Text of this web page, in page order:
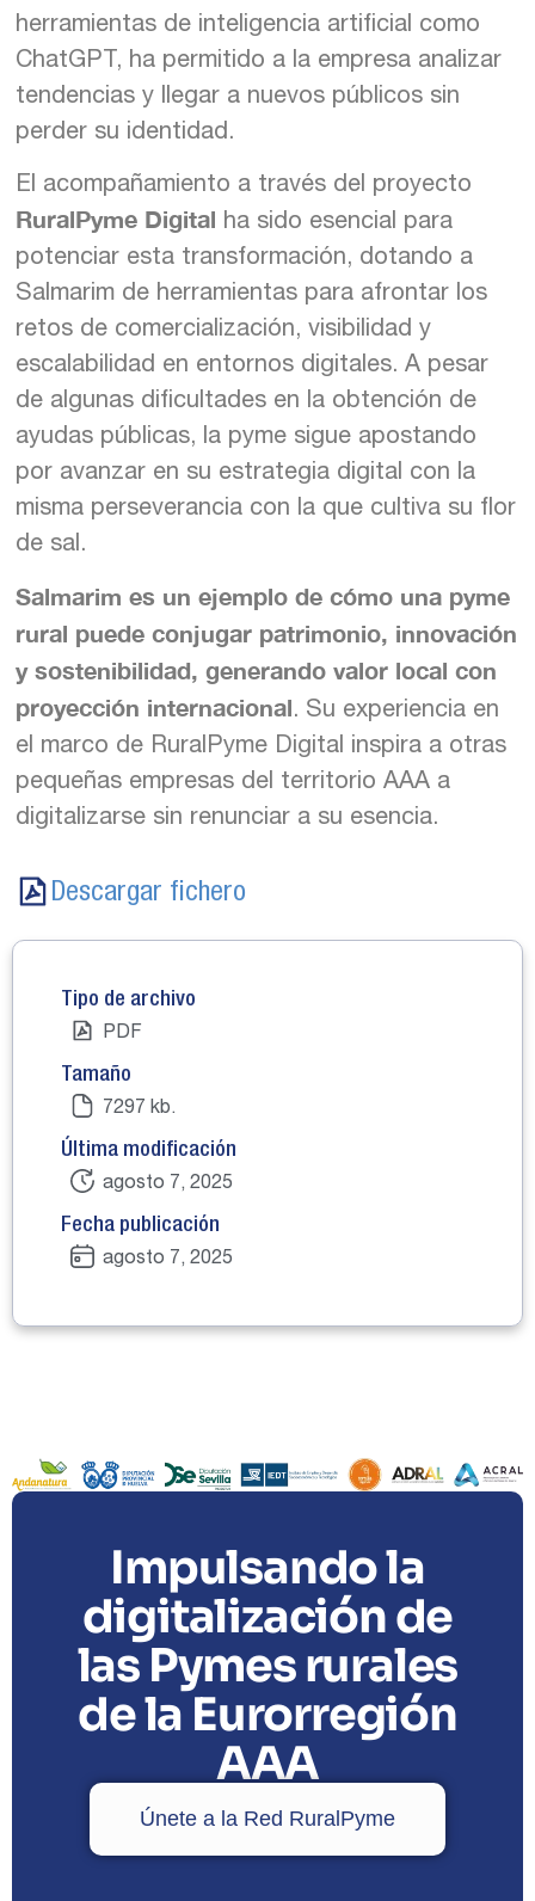
herramientas de inteligencia artificial como
ChatGPT, ha permitido a la empresa analizar
tendencias y llegar a nuevos públicos sin
perder su identidad.
El acompañamiento a través del proyecto
RuralPyme Digital ha sido esencial para
potenciar esta transformación, dotando a
Salmarim de herramientas para afrontar los
retos de comercialización, visibilidad y
escalabilidad en entornos digitales. A pesar
de algunas dificultades en la obtención de
ayudas públicas, la pyme sigue apostando
por avanzar en su estrategia digital con la
misma perseverancia con la que cultiva su flor
de sal.
Salmarim es un ejemplo de cómo una pyme
rural puede conjugar patrimonio, innovación
y sostenibilidad, generando valor local con
proyección internacional. Su experiencia en
el marco de RuralPyme Digital inspira a otras
pequeñas empresas del territorio AAA a
digitalizarse sin renunciar a su esencia.
Descargar fichero
Tipo de archivo
PDF
Tamaño
7297 kb.
Última modificación
agosto 7, 2025
Fecha publicación
agosto 7, 2025
Impulsando la
digitalización de
las Pymes rurales
de la Eurorregión
AAA
Únete a la Red RuralPyme